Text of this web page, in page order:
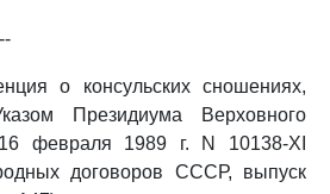
о консульских сношениях,
Президиума Верховного
февраля 1989 г. N 10138-XI
договоров СССР, выпуск